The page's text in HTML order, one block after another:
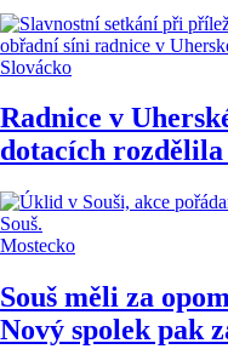
Slovácko
Radnice v
dotacích
Mostecko
Souš měli za
Nový spolek pak